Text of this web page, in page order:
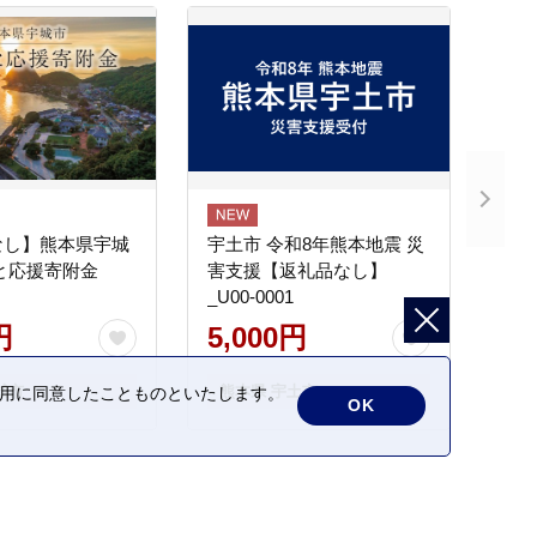
】熊本県宇城
応援寄附金
市
宇土市 令和8年熊本地震 災
害支援【返礼品なし】
_U00-0001
5,000円
熊本県 宇土市
同意したことものといたします。
OK